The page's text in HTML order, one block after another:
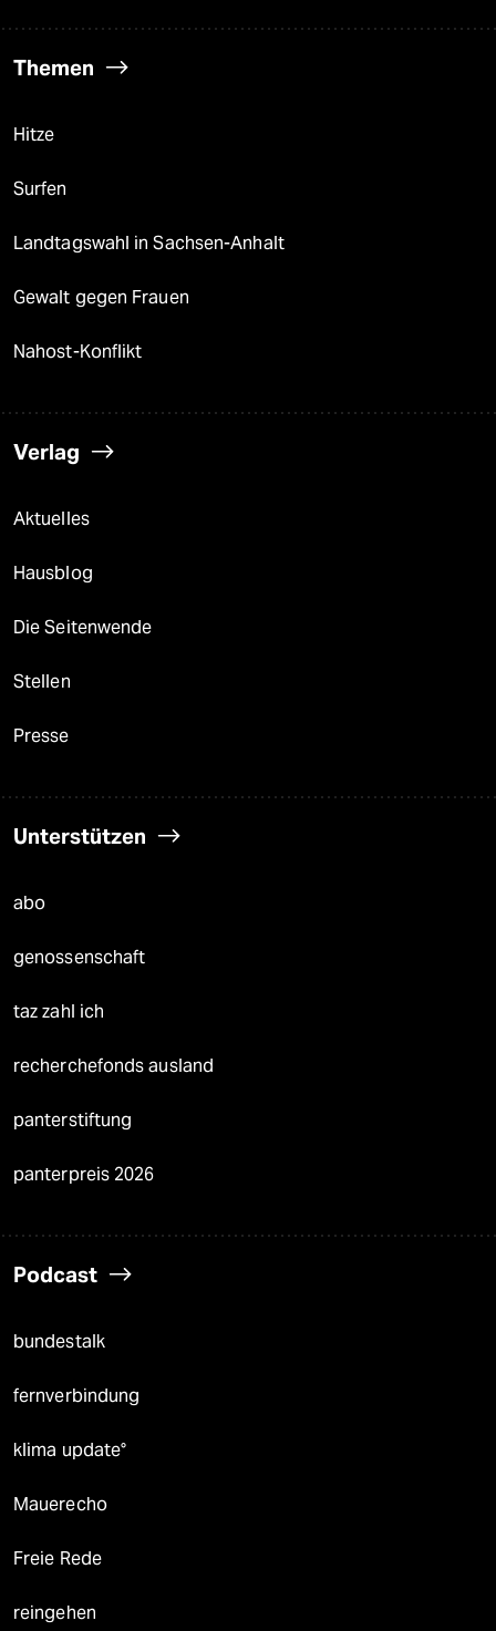
Themen
Hitze
Surfen
Landtagswahl in Sachsen-Anhalt
Gewalt gegen Frauen
Nahost-Konflikt
Verlag
Aktuelles
Hausblog
Die Seitenwende
Stellen
Presse
Unterstützen
abo
genossenschaft
taz zahl ich
recherchefonds ausland
panterstiftung
panterpreis 2026
Podcast
bundestalk
fernverbindung
klima update°
Mauerecho
Freie Rede
reingehen